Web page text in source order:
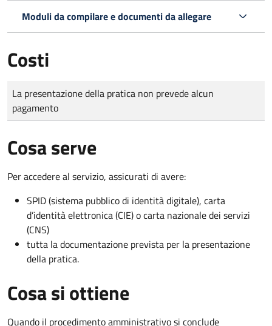
Moduli da compilare e documenti da allegare
Costi
Tipo di pagamento
Importo
La presentazione della pratica non prevede alcun
pagamento
Cosa serve
Per accedere al servizio, assicurati di avere:
SPID (sistema pubblico di identità digitale), carta
d’identità elettronica (CIE) o carta nazionale dei servizi
(CNS)
tutta la documentazione prevista per la presentazione
della pratica.
Cosa si ottiene
Quando il procedimento amministrativo si conclude